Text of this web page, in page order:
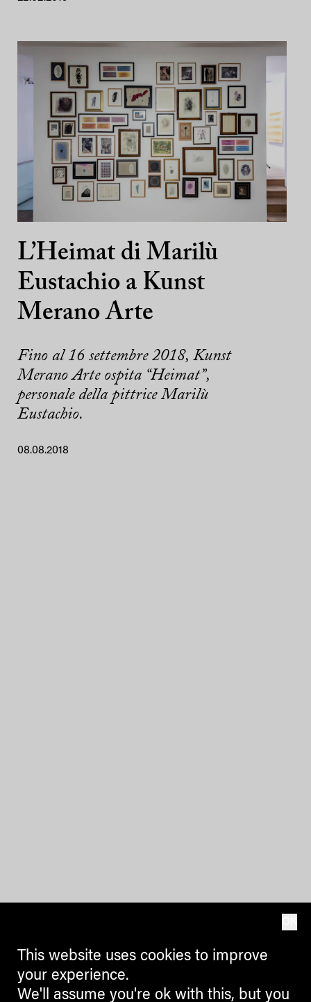
L’Heimat di Marilù
Eustachio a Kunst
Merano Arte
Fino al 16 settembre 2018, Kunst
Merano Arte ospita “Heimat”,
personale della pittrice Marilù
Eustachio.
08.08.2018
This website uses cookies to improve
your experience.
We'll assume you're ok with this, but you